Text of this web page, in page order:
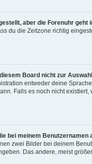
aber die Forenuhr geht
du die Zeitzone richtig
Board nicht zur
entweder deine
Falls es noch nicht
bei meinem Benutzernamen
zwei Bilder bei deinem
Das andere, meist